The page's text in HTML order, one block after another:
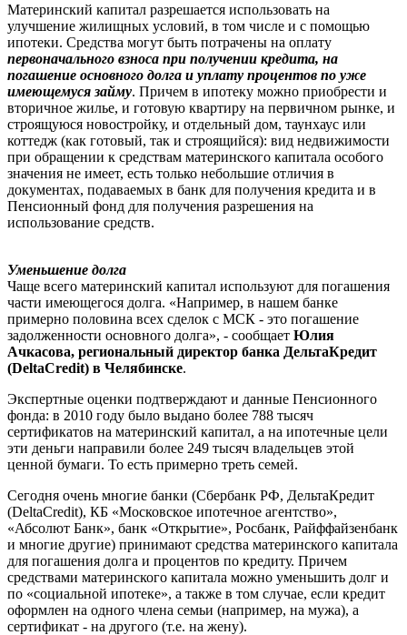
Материнский капитал разрешается использовать на
улучшение жилищных условий, в том числе и с помощью
ипотеки. Средства могут быть потрачены на оплату
первоначального взноса при получении кредита, на
погашение основного долга и уплату процентов по уже
имеющемуся займу. Причем в ипотеку можно приобрести и
вторичное жилье, и готовую квартиру на первичном рынке, и
строящуюся новостройку, и отдельный дом, таунхаус или
коттедж (как готовый, так и строящийся): вид недвижимости
при обращении к средствам материнского капитала особого
значения не имеет, есть только небольшие отличия в
документах, подаваемых в банк для получения кредита и в
Пенсионный фонд для получения разрешения на
использование средств.
Уменьшение долга
Чаще всего материнский капитал используют для погашения
части имеющегося долга. «Например, в нашем банке
примерно половина всех сделок с МСК - это погашение
задолженности основного долга», - сообщает Юлия
Ачкасова, региональный директор банка ДельтаКредит
(DeltaCredit) в Челябинске.
Экспертные оценки подтверждают и данные Пенсионного
фонда: в 2010 году было выдано более 788 тысяч
сертификатов на материнский капитал, а на ипотечные цели
эти деньги направили более 249 тысяч владельцев этой
ценной бумаги. То есть примерно треть семей.
Сегодня очень многие банки (Сбербанк РФ, ДельтаКредит
(DeltaCredit), КБ «Московское ипотечное агентство»,
«Абсолют Банк», банк «Открытие», Росбанк, Райффайзенбанк
и многие другие) принимают средства материнского капитала
для погашения долга и процентов по кредиту. Причем
средствами материнского капитала можно уменьшить долг и
по «социальной ипотеке», а также в том случае, если кредит
оформлен на одного члена семьи (например, на мужа), а
сертификат - на другого (т.е. на жену).